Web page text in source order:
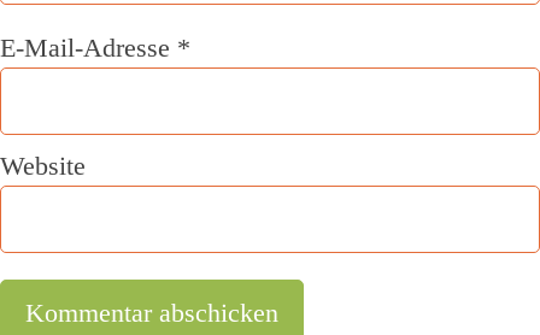
E-Mail-Adresse *
Website